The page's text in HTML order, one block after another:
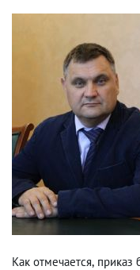
Как отмечается, приказ